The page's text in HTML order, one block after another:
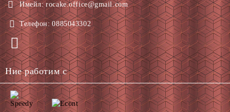
Имейл: rocake.office@gmail.com
Телефон: 0885043302
Ние работим с